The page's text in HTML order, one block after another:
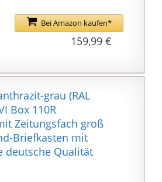
Barcode, der vom
Zustellerdienst
eingescannt wird. Dies
Lieferbestätigung und
Sie erhalten
automatisch eine
Nachricht über die
erfolgte Zustellung.
Flexibel: Je nach Wahl
ist die Smart Parcel Box
Bei Amazon kaufen*
159,99 €
grau (RAL
Box 110R
Zeitungsfach groß
Briefkasten mit
deutsche Qualität